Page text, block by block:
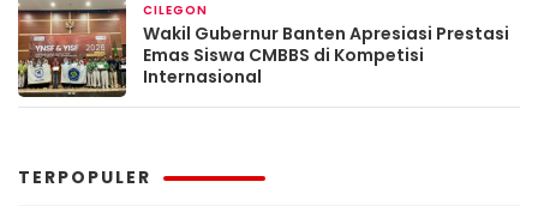
CILEGON
Wakil Gubernur Banten Apresiasi Prestasi
Emas Siswa CMBBS di Kompetisi
Internasional
TERPOPULER